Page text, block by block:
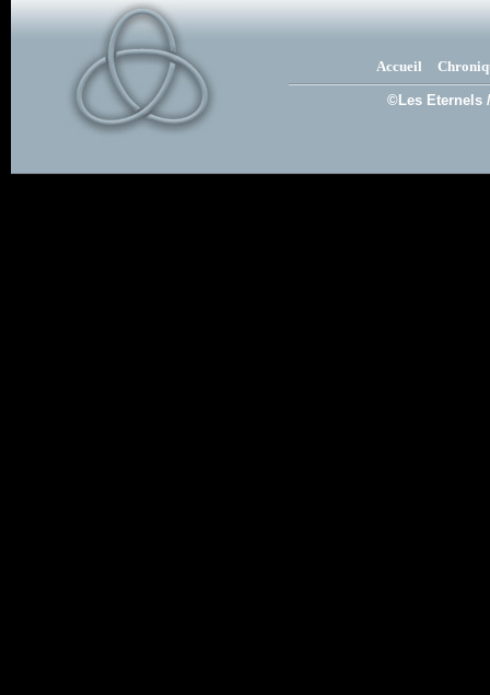
Accueil
©Les Eternels